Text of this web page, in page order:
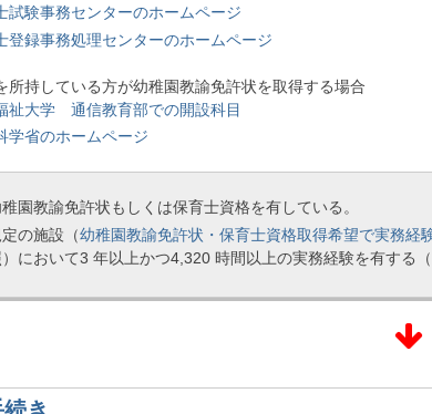
試験事務センターのホームページ
登録事務処理センターのホームページ
所持している方が幼稚園教諭免許状を取得する場合
祉大学 通信教育部での開設科目
学省のホームページ
園教諭免許状もしくは保育士資格を有している。
の施設（幼稚園教諭免許状・保育士資格取得希望で実務経
）において3 年以上かつ4,320 時間以上の実務経験を有する（
き